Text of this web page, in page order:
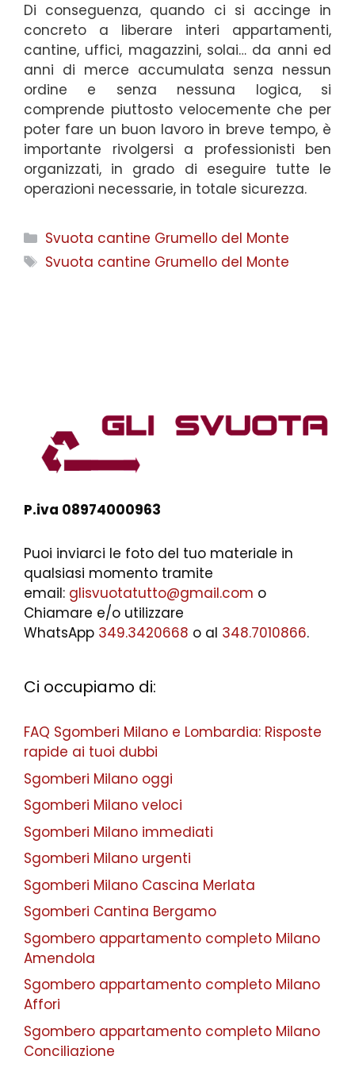
Di conseguenza, quando ci si accinge in
concreto a liberare interi appartamenti,
cantine, uffici, magazzini, solai… da anni ed
anni di merce accumulata senza nessun
ordine e senza nessuna logica, si
comprende piuttosto velocemente che per
poter fare un buon lavoro in breve tempo, è
importante rivolgersi a professionisti ben
organizzati, in grado di eseguire tutte le
operazioni necessarie, in totale sicurezza.
Categorie
Svuota cantine Grumello del Monte
Tag
Svuota cantine Grumello del Monte
P.iva 08974000963
Puoi inviarci le foto del tuo materiale in
qualsiasi momento tramite
email: glisvuotatutto@gmail.com o
Chiamare e/o utilizzare
WhatsApp 349.3420668 o al 348.7010866.
Ci occupiamo di:
FAQ Sgomberi Milano e Lombardia: Risposte
rapide ai tuoi dubbi
Sgomberi Milano oggi
Sgomberi Milano veloci
Sgomberi Milano immediati
Sgomberi Milano urgenti
Sgomberi Milano Cascina Merlata
Sgomberi Cantina Bergamo
Sgombero appartamento completo Milano
Amendola
Sgombero appartamento completo Milano
Affori
Sgombero appartamento completo Milano
Conciliazione